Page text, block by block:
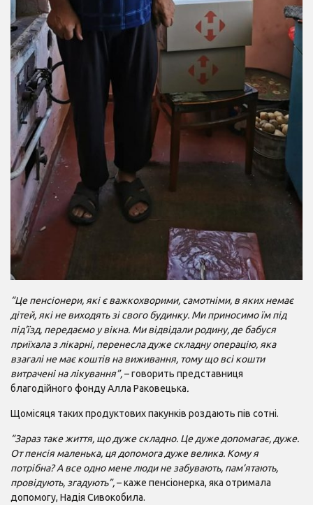
“Це пенсіонери, які є важкохворими, самотніми, в яких немає
дітей, які не виходять зі свого будинку. Ми приносимо їм під
під’їзд, передаємо у вікна. Ми відвідали родину, де бабуся
приїхала з лікарні, перенесла дуже складну операцію, яка
взагалі не має коштів на виживання, тому що всі кошти
витрачені на лікування”,– говорить представниця
благодійного фонду Алла Раковецька.
Щомісяця таких продуктових пакунків роздають пів сотні.
“Зараз таке життя, що дуже складно. Це дуже допомагає, дуже.
От пенсія маленька, ця допомога дуже велика. Кому я
потрібна? А все одно мене люди не забувають, пам’ятають,
провідують, згадують”,– каже пенсіонерка, яка отримала
допомогу, Надія Сивокобила.